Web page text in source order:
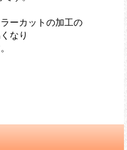
ーカットの加工の
なり